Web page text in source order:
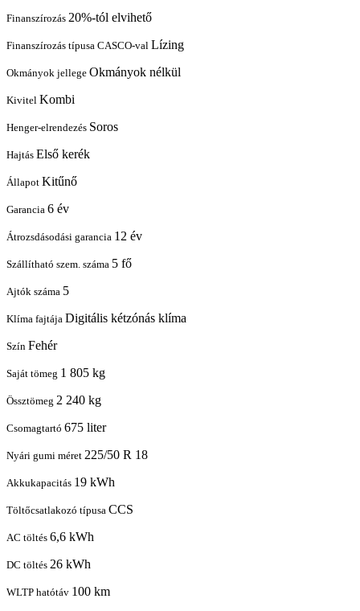
Finanszírozás 20%-tól elvihető
Finanszírozás típusa CASCO-val Lízing
Okmányok jellege Okmányok nélkül
Kivitel Kombi
Henger-elrendezés Soros
Hajtás Első kerék
Állapot Kitűnő
Garancia 6 év
Átrozsdásodási garancia 12 év
Szállítható szem. száma 5 fő
Ajtók száma 5
Klíma fajtája Digitális kétzónás klíma
Szín Fehér
Saját tömeg 1 805 kg
Össztömeg 2 240 kg
Csomagtartó 675 liter
Nyári gumi méret 225/50 R 18
Akkukapacitás 19 kWh
Töltőcsatlakozó típusa CCS
AC töltés 6,6 kWh
DC töltés 26 kWh
WLTP hatótáv 100 km